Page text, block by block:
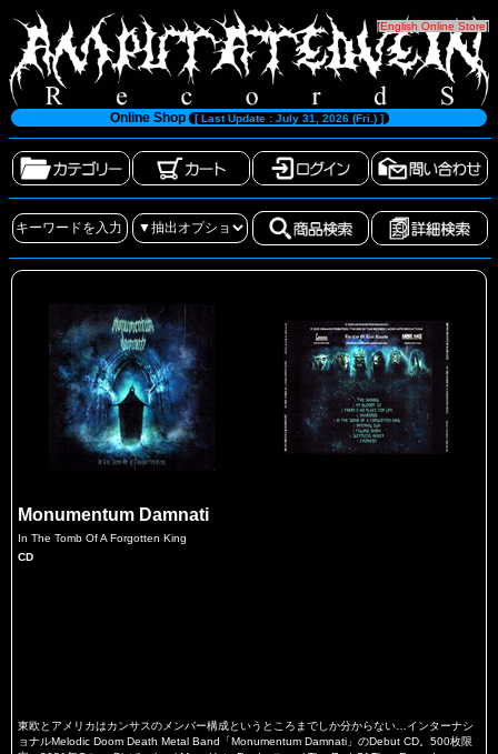
[English Online Store]
Online Shop [ Last Update : July 31, 2026 (Fri.) ]
Monumentum Damnati
In The Tomb Of A Forgotten King
CD
東欧とアメリカはカンサスのメンバー構成というところまでしか分からない…インターナシ
ョナルMelodic Doom Death Metal Band「Monumentum Damnati」のDebut CD。500枚限